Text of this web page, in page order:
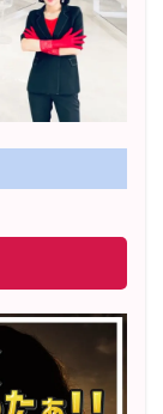
ンラインサ
ー講座」準
「LOVEマス